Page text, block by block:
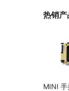
热销产
MINI